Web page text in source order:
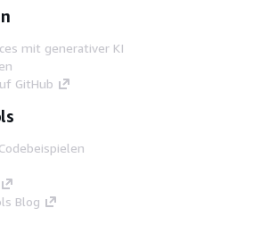
mit generativer KI
GitHub
Blog